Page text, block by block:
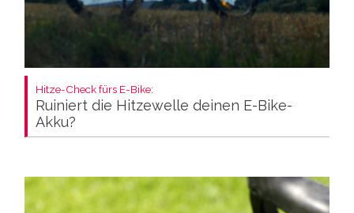
Hitze-Check fürs E-Bike:
Ruiniert die Hitzewelle deinen E-Bike-
Akku?